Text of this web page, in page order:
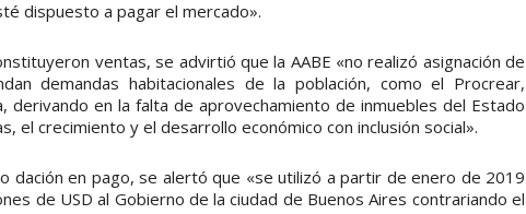
dispuesto a pagar el mercado».
ventas, se advirtió que la AABE «no realizó asignación de
demandas habitacionales de la población, como el Procrear,
en la falta de aprovechamiento de inmuebles del Estado
el crecimiento y el desarrollo económico con inclusión social».
dación en pago, se alertó que «se utilizó a partir de enero de 2019
de USD al Gobierno de la ciudad de Buenos Aires contrariando el